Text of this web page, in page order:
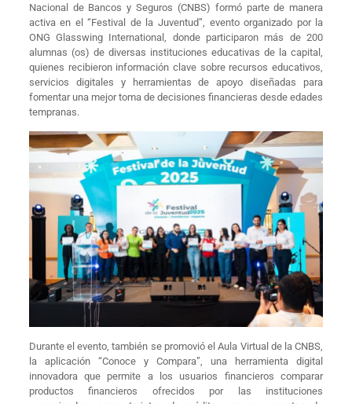
Nacional de Bancos y Seguros (CNBS) formó parte de manera
activa en el “Festival de la Juventud”, evento organizado por la
ONG Glasswing International, donde participaron más de 200
alumnas (os) de diversas instituciones educativas de la capital,
quienes recibieron información clave sobre recursos educativos,
servicios digitales y herramientas de apoyo diseñadas para
fomentar una mejor toma de decisiones financieras desde edades
tempranas.
Durante el evento, también se promovió el Aula Virtual de la CNBS,
la aplicación “Conoce y Compara”, una herramienta digital
innovadora que permite a los usuarios financieros comparar
productos financieros ofrecidos por las instituciones